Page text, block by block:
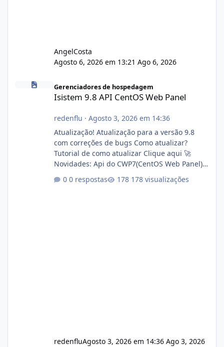
AngelCosta
Agosto 6, 2026 em 13:21 Ago 6, 2026
Gerenciadores de hospedagem
Isistem 9.8 API CentOS Web Panel
redenflu · Agosto 3, 2026 em 14:36
Atualização! Atualização para a versão 9.8
com correções de bugs Como atualizar?
Tutorial de como atualizar Clique aqui 🚀
Novidades: Api do CWP7(CentOS Web Panel)
autorizado a usasr o isistem:
0 respostas 178 visualizações
redenfluAgosto 3, 2026 em 14:36 Ago 3, 2026